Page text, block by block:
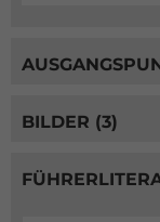
BILDER (3)